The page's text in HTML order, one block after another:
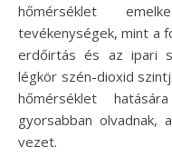
hőmérséklet
tevékenységek, mint a
erdőirtás és az ipari
légkör szén-dioxid
hőmérséklet
gyorsabban olvadnak,
vezet.